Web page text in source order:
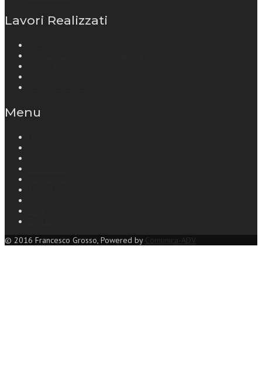
Lavori Realizzati
Menu
© 2016 Francesco Grosso, Powered by Comunica-ADV